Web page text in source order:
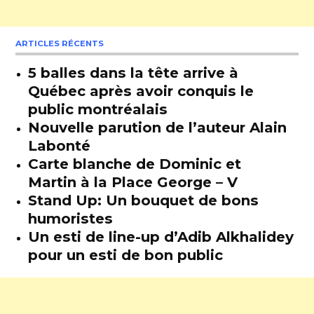
ARTICLES RÉCENTS
5 balles dans la tête arrive à
Québec après avoir conquis le
public montréalais
Nouvelle parution de l’auteur Alain
Labonté
Carte blanche de Dominic et
Martin à la Place George – V
Stand Up: Un bouquet de bons
humoristes
Un esti de line-up d’Adib Alkhalidey
pour un esti de bon public